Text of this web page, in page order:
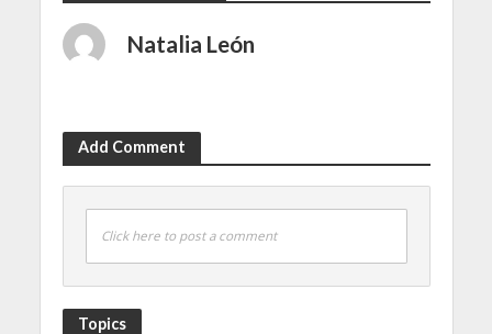
Natalia León
Add Comment
Click here to post a comment
Topics